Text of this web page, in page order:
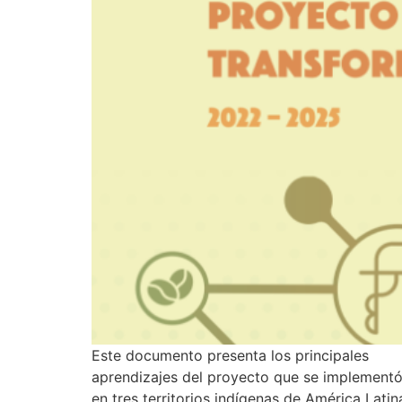
Este documento presenta los principales
aprendizajes del proyecto que se implementó